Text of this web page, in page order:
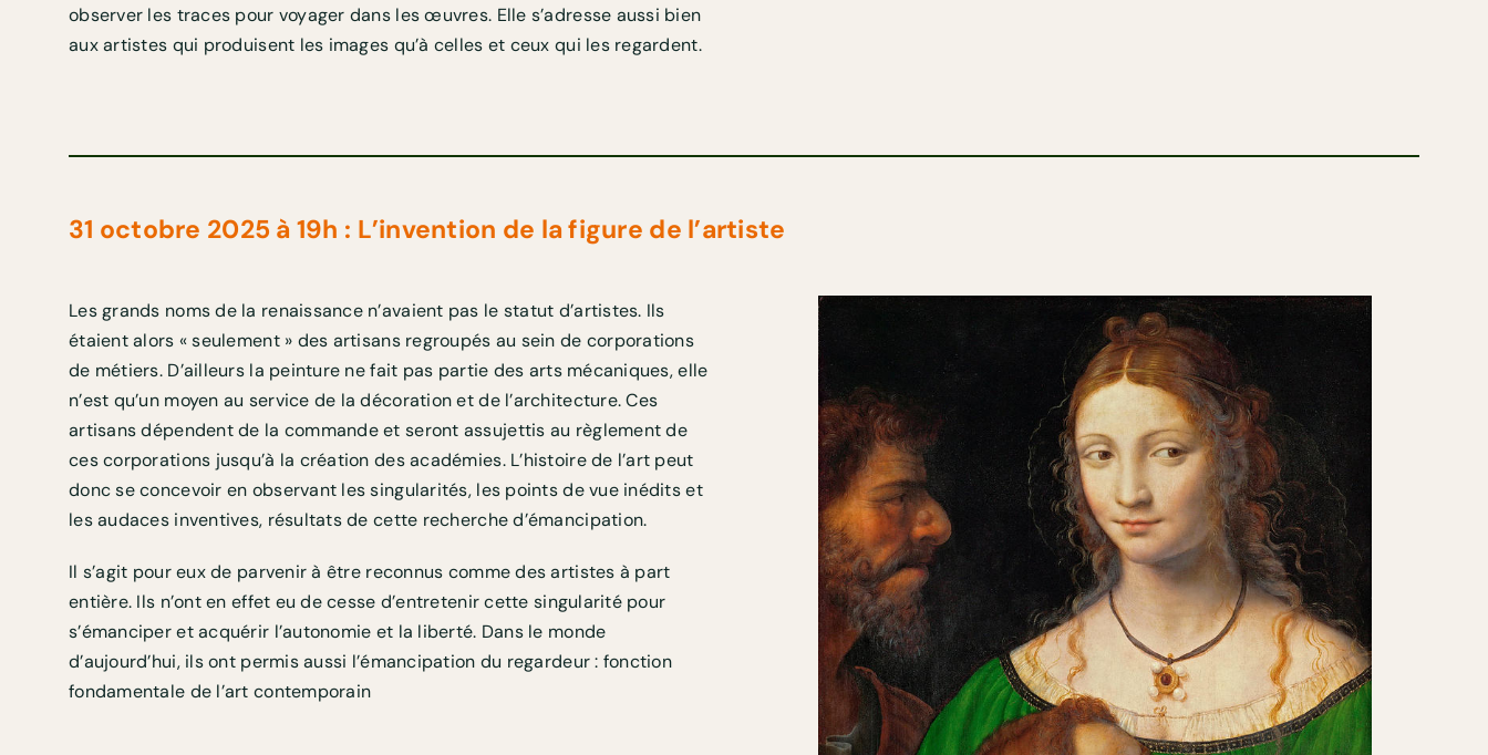
observer les traces pour voyager dans les œuvres. Elle s’adresse aussi bien
aux artistes qui produisent les images qu’à celles et ceux qui les regardent.
31 octobre 2025 à 19h : L’invention de la figure de l’artiste
Les grands noms de la renaissance n’avaient pas le statut d’artistes. Ils
étaient alors « seulement » des artisans regroupés au sein de corporations
de métiers. D’ailleurs la peinture ne fait pas partie des arts mécaniques, elle
n’est qu’un moyen au service de la décoration et de l’architecture. Ces
artisans dépendent de la commande et seront assujettis au règlement de
ces corporations jusqu’à la création des académies. L’histoire de l’art peut
donc se concevoir en observant les singularités, les points de vue inédits et
les audaces inventives, résultats de cette recherche d’émancipation.
Il s’agit pour eux de parvenir à être reconnus comme des artistes à part
entière. Ils n’ont en effet eu de cesse d’entretenir cette singularité pour
s’émanciper et acquérir l’autonomie et la liberté. Dans le monde
d’aujourd’hui, ils ont permis aussi l’émancipation du regardeur : fonction
fondamentale de l’art contemporain